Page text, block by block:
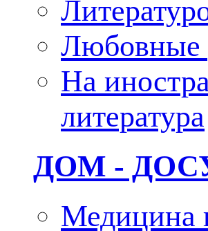
Любовные
На
литература
ДОМ -
Медицина